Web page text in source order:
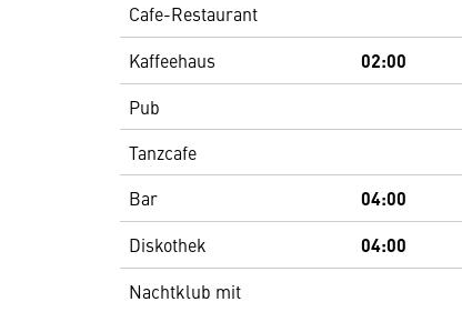
Cafe-Restaurant
Kaffeehaus
02:00
Pub
Tanzcafe
Bar
04:00
Diskothek
04:00
Nachtklub mit